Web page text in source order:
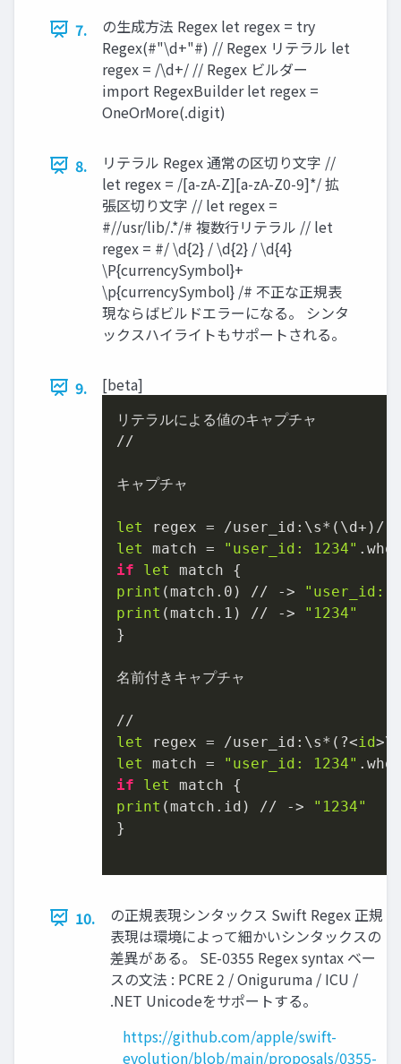
7.
の生成方法 Regex let regex = try
Regex(#"\d+"#) // Regex リテラル let
regex = /\d+/ // Regex ビルダー
import RegexBuilder let regex =
OneOrMore(.digit)
8.
リテラル Regex 通常の区切り文字 //
let regex = /[a-zA-Z][a-zA-Z0-9]*/ 拡
張区切り文字 // let regex =
#//usr/lib/.*/# 複数行リテラル // let
regex = #/ \d{2} / \d{2} / \d{4}
\P{currencySymbol}+
\p{currencySymbol} /# 不正な正規表
現ならばビルドエラーになる。 シンタ
ックスハイライトもサポートされる。
9. [beta]
リテラルによる値のキャプチャ
//
キャプチャ
let
let
match =
"user_id: 1234"
if
let
print (match.0) // ->
"user_id:
print (match.1) // ->
"1234"
}
名前付きキャプチャ
let
regex = /user_id:\s*(?<id
let
match =
"user_id: 1234"
if
let
print (match.id) // ->
"1234"
}
10.
の正規表現シンタックス Swift Regex 正規
表現は環境によって細かいシンタックスの
差異がある。 SE-0355 Regex syntax ベー
スの文法 : PCRE 2 / Oniguruma / ICU /
.NET Unicodeをサポートする。
https://github.com/apple/swift-
evolution/blob/main/proposals/0355-